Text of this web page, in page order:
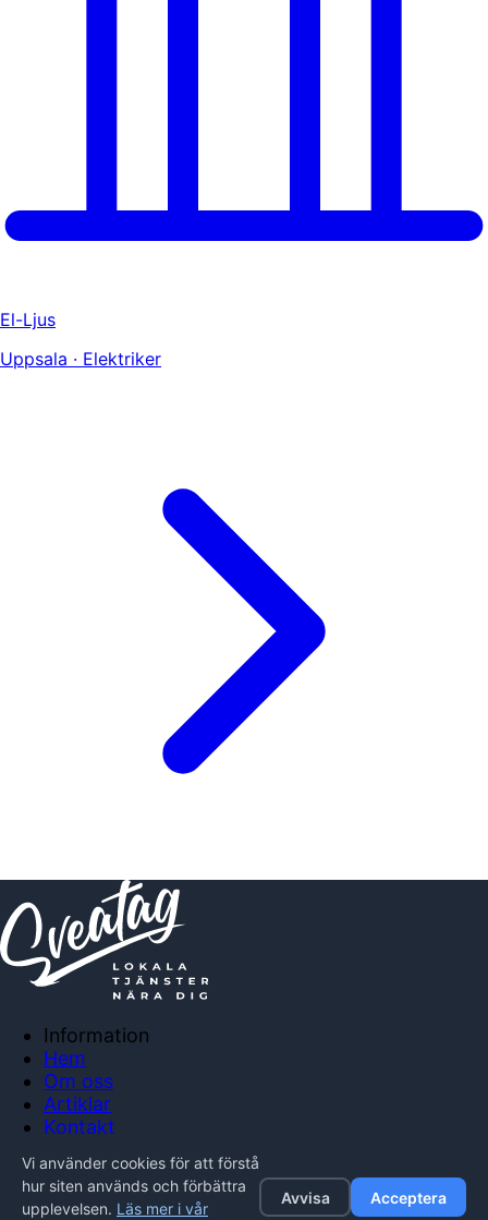
El-Ljus
Uppsala · Elektriker
Information
Hem
Om oss
Artiklar
Kontakt
Integritetspolicy
Vi använder cookies för att förstå
hur siten används och förbättra
upplevelsen. Läs mer i vår
Avvisa Acceptera